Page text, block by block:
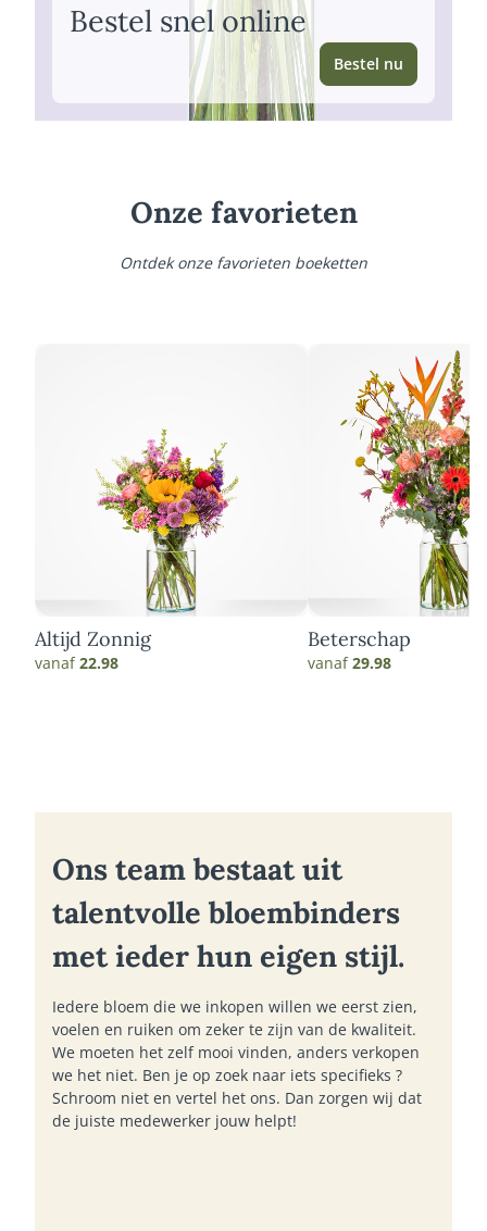
Bestel snel online
Bestel nu
Onze favorieten
Ontdek onze favorieten boeketten
Altijd Zonnig
vanaf22.98
Beterschap
vanaf29.98
Ons team bestaat uit
talentvolle bloembinders
met ieder hun eigen stijl.
Iedere bloem die we inkopen willen we eerst zien,
voelen en ruiken om zeker te zijn van de kwaliteit.
We moeten het zelf mooi vinden, anders verkopen
we het niet. Ben je op zoek naar iets specifieks ?
Schroom niet en vertel het ons. Dan zorgen wij dat
de juiste medewerker jouw helpt!